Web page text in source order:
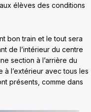
élèves des conditions
bon train et le tout sera
de l’intérieur du centre
section à l’arrière du
à l’extérieur avec tous les
présents, comme dans